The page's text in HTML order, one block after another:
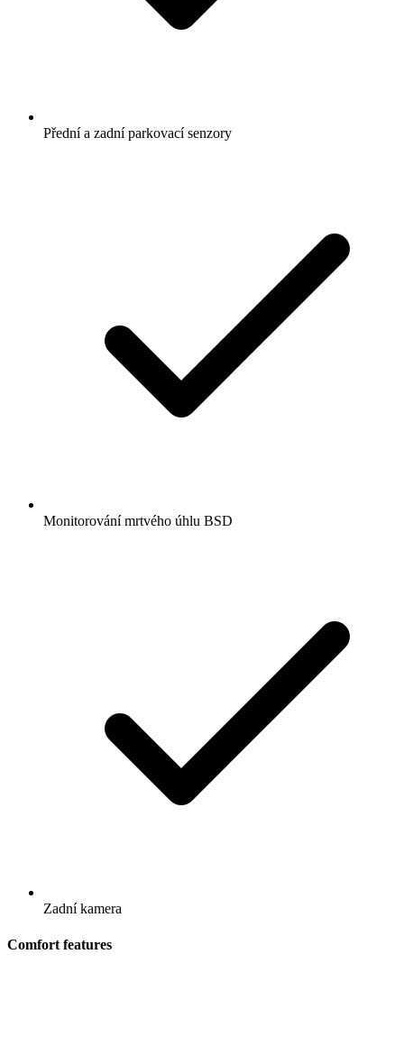
Přední a zadní parkovací senzory
Monitorování mrtvého úhlu BSD
Zadní kamera
Comfort features